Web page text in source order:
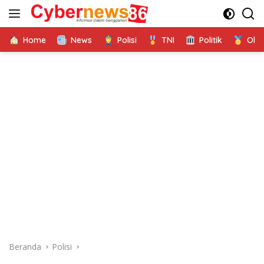
Langsung
Home News Polisi TNI Politik
Beranda Polisi